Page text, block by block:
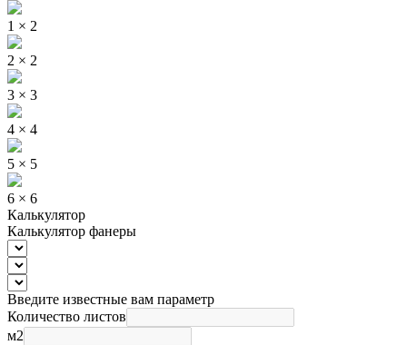
1 × 2
2 × 2
3 × 3
4 × 4
5 × 5
6 × 6
Калькулятор
Калькулятор фанеры
Введите известные вам параметр
Количество листов
м2